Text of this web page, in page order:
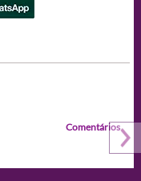
Comentários